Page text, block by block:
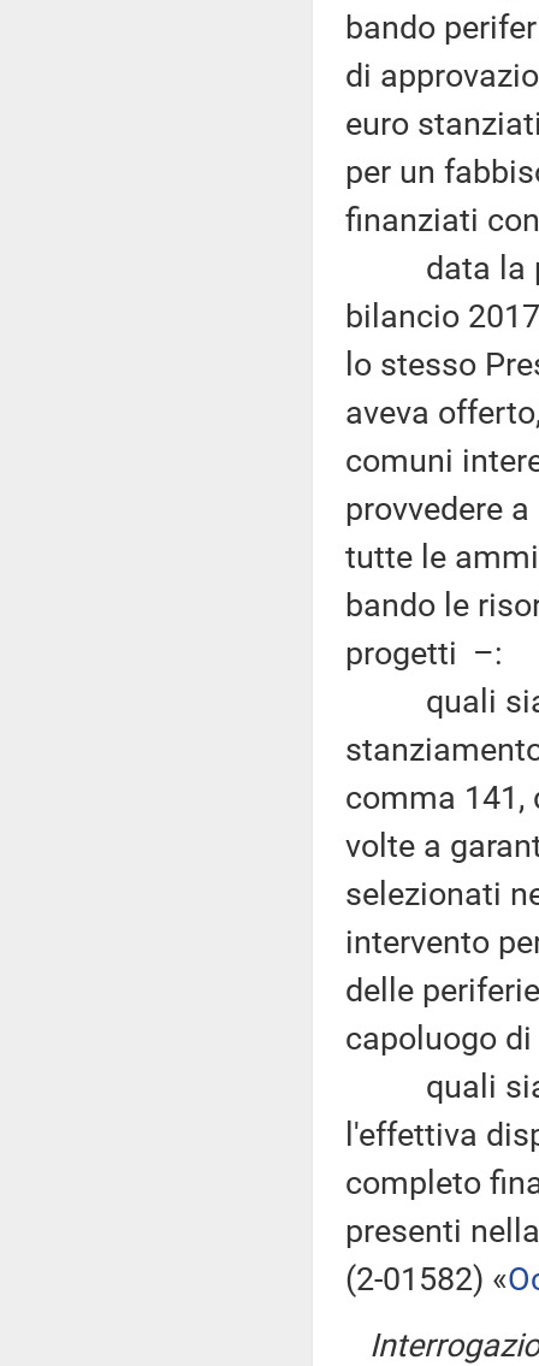
bando
di
euro
per un
finanziati
data la
bilancio
lo stesso
aveva
comuni
provvedere
tutte le
bando le
progetti –:
quali
comma 141,
volte a
selezionati
intervento
delle
capoluogo
quali
l'effettiva
completo
presenti
(2-01582) «